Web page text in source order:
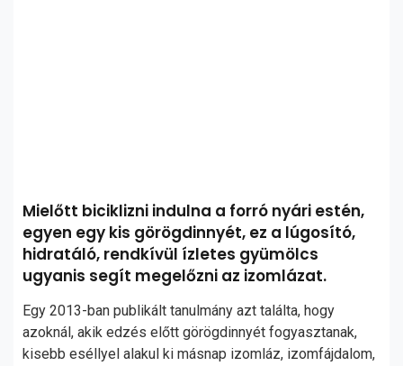
Mielőtt biciklizni indulna a forró nyári estén,
egyen egy kis görögdinnyét, ez a lúgosító,
hidratáló, rendkívül ízletes gyümölcs
ugyanis segít megelőzni az izomlázat.
Egy 2013-ban publikált tanulmány azt találta, hogy
azoknál, akik edzés előtt görögdinnyét fogyasztanak,
kisebb eséllyel alakul ki másnap izomláz, izomfájdalom,